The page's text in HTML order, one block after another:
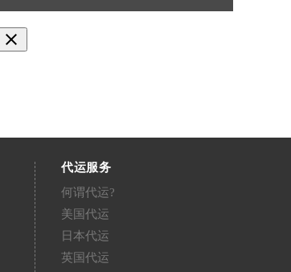
clear
代运服务
何谓代运?
美国代运
日本代运
英国代运